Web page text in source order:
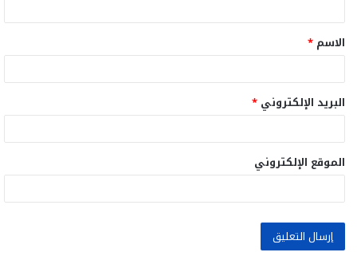
ق
*
الاسم *
البريد الإلكتروني *
الموقع الإلكتروني